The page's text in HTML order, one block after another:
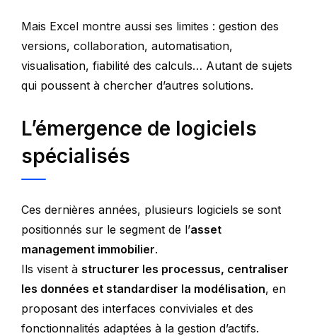
Mais Excel montre aussi ses limites : gestion des
versions, collaboration, automatisation,
visualisation, fiabilité des calculs… Autant de sujets
qui poussent à chercher d’autres solutions.
L’émergence de logiciels
spécialisés
Ces dernières années, plusieurs logiciels se sont
positionnés sur le segment de l’asset
management immobilier.
Ils visent à structurer les processus, centraliser
les données et standardiser la modélisation, en
proposant des interfaces conviviales et des
fonctionnalités adaptées à la gestion d’actifs.